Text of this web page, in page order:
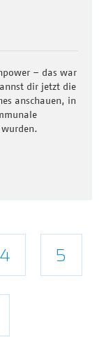
– das war
dir jetzt die
anschauen, in
Seite
4 Seite
5